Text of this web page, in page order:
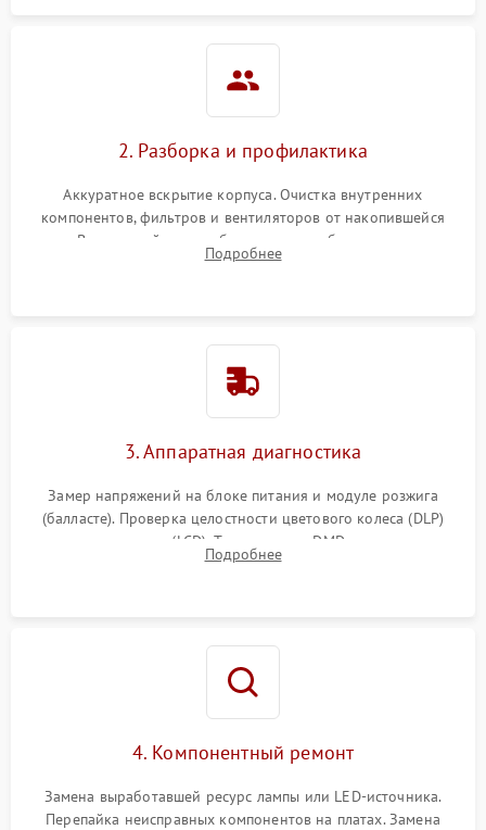
2. Разборка и профилактика
Аккуратное вскрытие корпуса. Очистка внутренних
компонентов, фильтров и вентиляторов от накопившейся
пыли. Визуальный осмотр блока питания, балласта лампы и
материнской платы на наличие прогаров или вздутых
Подробнее
3. Аппаратная диагностика
Замер напряжений на блоке питания и модуле розжига
(балласте). Проверка целостности цветового колеса (DLP)
или поляризаторов (LCD). Тестирование DMD-чипа, датчиков
температуры и оптопар с помощью мультиметра и
Подробнее
4. Компонентный ремонт
Замена выработавшей ресурс лампы или LED-источника.
Перепайка неисправных компонентов на платах. Замена